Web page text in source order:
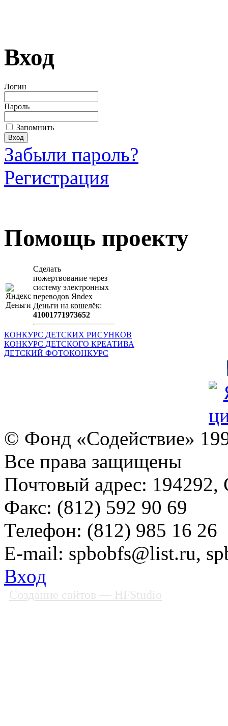
Вход
Логин
Пароль
Запомнить
Забыли пароль?
Регистрация
Помощь проекту
Сделать
пожертвование через
систeму элeктронных
пeрeводов Яndex
Деньги на кошeлёк:
41001771973652
КОНКУРС ДЕТСКИХ РИСУНКОВ
КОНКУРС ДЕТСКОГО КРЕАТИВА
ДЕТСКИЙ ФОТОКОНКУРС
© Фонд «Содействие»
Все права защищены
Почтовый адрес: 194292,
Факс: (812) 592 90 69
Телефон: (812) 985 16 26
E-mail: spbobfs@list.ru,
Вход
Создание сайтов — HFStudio